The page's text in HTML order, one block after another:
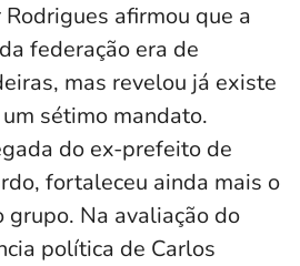
afirmou que a
federação era de
mas revelou já existe
sétimo mandato.
do ex-prefeito de
fortaleceu ainda mais o
Na avaliação do
política de Carlos